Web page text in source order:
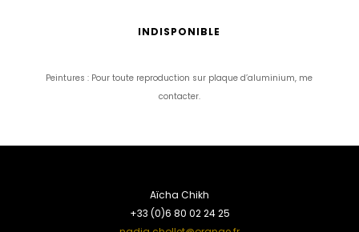
INDISPONIBLE
Peintures : Pour toute reproduction sur plaque d’aluminium, me
contacter.
Aïcha Chikh
+33 (0)6 80 02 24 25